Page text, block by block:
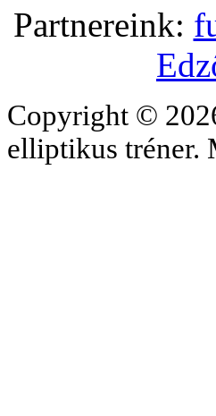
Partnereink:
Copyright ©
elliptikus tréner.